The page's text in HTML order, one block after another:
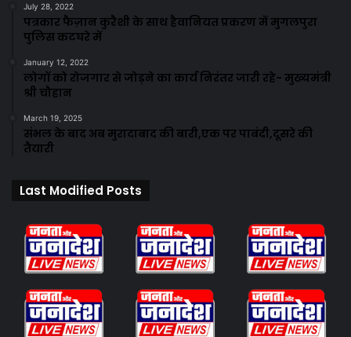
July 28, 2022
पत्रकार फैज़ान कुरैशी के साथ हैवानियत प्रकरण में मुगलपुरा
पुलिस कटघरे में
January 12, 2022
लोगों को रोजगार से जोड़ने का कार्य निरंतर जारी रहे- मुख्यमंत्री
श्री चौहान
March 19, 2025
संभल के बाद अब मुरादाबाद की बारी,एक पर पाबंदी,दूसरे की
तैयारी
Last Modified Posts